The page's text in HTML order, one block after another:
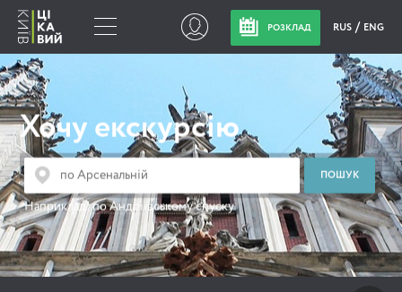
РОЗКЛАД RUS ENG
Хочу екскурсію
Наприклад:по Андріївському спуску
Замовлення
екскурсій
+380 44 333-68-68
+380 68 121-44-58
tour@interesniy.kiev.ua
з 10.00 до 19:30 щоденно